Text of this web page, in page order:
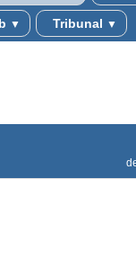
▼ Tribunal ▼